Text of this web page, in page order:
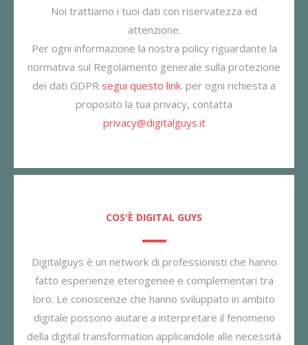
Noi trattiamo i tuoi dati con riservatezza ed
attenzione.
Per ogni informazione la nostra policy riguardante la
normativa sul Regolamento generale sulla protezione
dei dati GDPR segui questo link. per ogni richiesta a
proposito la tua privacy, contatta
privacy@digitalguys.it
COS'È DIGITAL GUYS
Digitalguys è un network di professionisti che hanno
fatto esperienze eterogenee e complementari tra
loro. Le conoscenze che hanno sviluppato in ambito
digitale possono aiutare a interpretare il fenomeno
della digital transformation applicandole alle necessità